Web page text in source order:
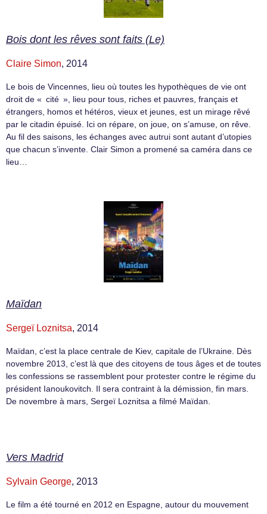
Bois dont les rêves sont faits (Le)
Claire Simon, 2014
Le bois de Vincennes, lieu où toutes les hypothèques de vie ont
droit de « cité », lieu pour tous, riches et pauvres, français et
étrangers, homos et hétéros, vieux et jeunes, est un mirage rêvé
par le citadin épuisé. Ici on répare, on joue, on s’amuse, on rêve.
Au fil des saisons, les échanges avec autrui sont autant d’utopies
que chacun s’invente. Clair Simon a promené sa caméra dans ce
lieu…
Maïdan
Sergeï Loznitsa, 2014
Maïdan, c’est la place centrale de Kiev, capitale de l’Ukraine. Dès
novembre 2013, c’est là que des citoyens de tous âges et de toutes
les confessions se rassemblent pour protester contre le régime du
président Ianoukovitch. Il sera contraint à la démission, fin mars.
De novembre à mars, Sergeï Loznitsa a filmé Maïdan.
Vers Madrid
Sylvain George, 2013
Le film a été tourné en 2012 en Espagne, autour du mouvement